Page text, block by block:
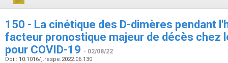
150 - La cinétique des D-dimères pendant
facteur pronostique majeur de décès chez
pour COVID-19 - 02/08/22
Doi : 10.1016/j.respe.2022.06.130